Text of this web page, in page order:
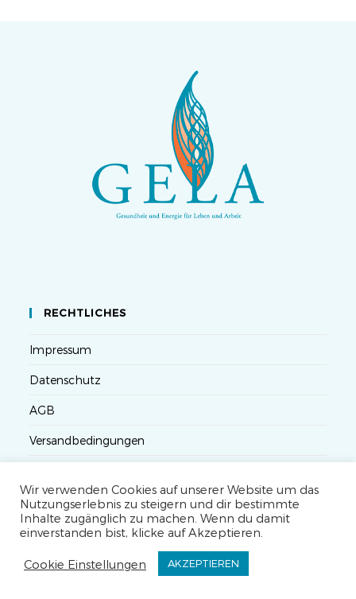
RECHTLICHES
Impressum
Datenschutz
AGB
Versandbedingungen
Seminarteilnahme- und Storno-Bedingungen
Wir verwenden Cookies auf unserer Website um das
Nutzungserlebnis zu steigern und dir bestimmte
Inhalte zugänglich zu machen. Wenn du damit
einverstanden bist, klicke auf Akzeptieren.
Cookie Einstellungen AKZEPTIEREN